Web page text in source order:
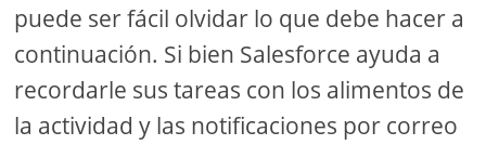
puede ser fácil olvidar lo que debe hacer a
continuación. Si bien Salesforce ayuda a
recordarle sus tareas con los alimentos de
la actividad y las notificaciones por correo